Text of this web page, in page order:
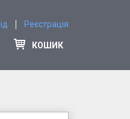
Реєстрація
КОШИК